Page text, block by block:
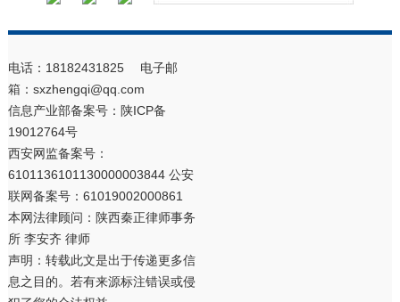
电话：18182431825 电子邮
箱：sxzhengqi@qq.com
信息产业部备案号： 陕ICP备
19012764号
西安网监备案号：
6101136101130000003844 公安
联网备案号：61019002000861
本网法律顾问：陕西秦正律师事务
所 李安齐 律师
声明：转载此文是出于传递更多信
息之目的。若有来源标注错误或侵